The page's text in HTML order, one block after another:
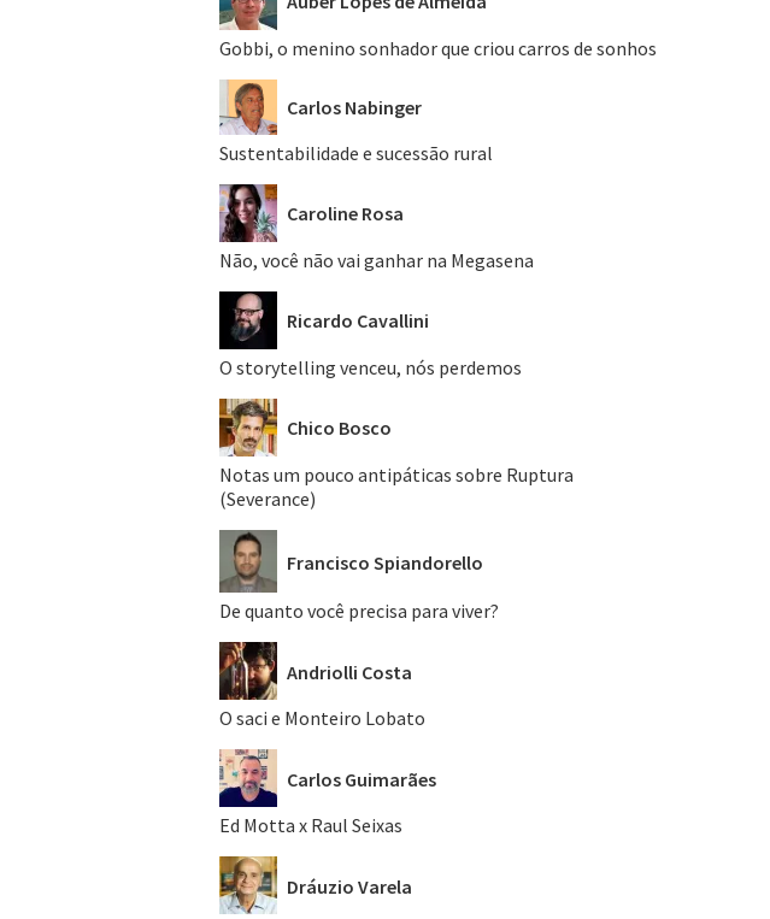
Gobbi, o menino sonhador que criou carros de sonhos
Carlos Nabinger
Sustentabilidade e sucessão rural
Caroline Rosa
Não, você não vai ganhar na Megasena
Ricardo Cavallini
O storytelling venceu, nós perdemos
Chico Bosco
Notas um pouco antipáticas sobre Ruptura
(Severance)
Francisco Spiandorello
De quanto você precisa para viver?
Andriolli Costa
O saci e Monteiro Lobato
Carlos Guimarães
Ed Motta x Raul Seixas
Dráuzio Varela